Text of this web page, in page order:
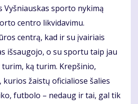
Vyšniauskas sporto nykimą
centro likvidavimu.
centrą, kad ir su įvairiais
išsaugojo, o su sportu taip jau
ką turim. Krepšinio,
žaistų oficialiose šalies
futbolo – nedaug ir tai, gal tik